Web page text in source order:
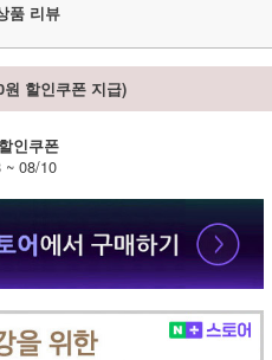
품 리뷰
할인쿠폰 지급)
인쿠폰
~ 08/10